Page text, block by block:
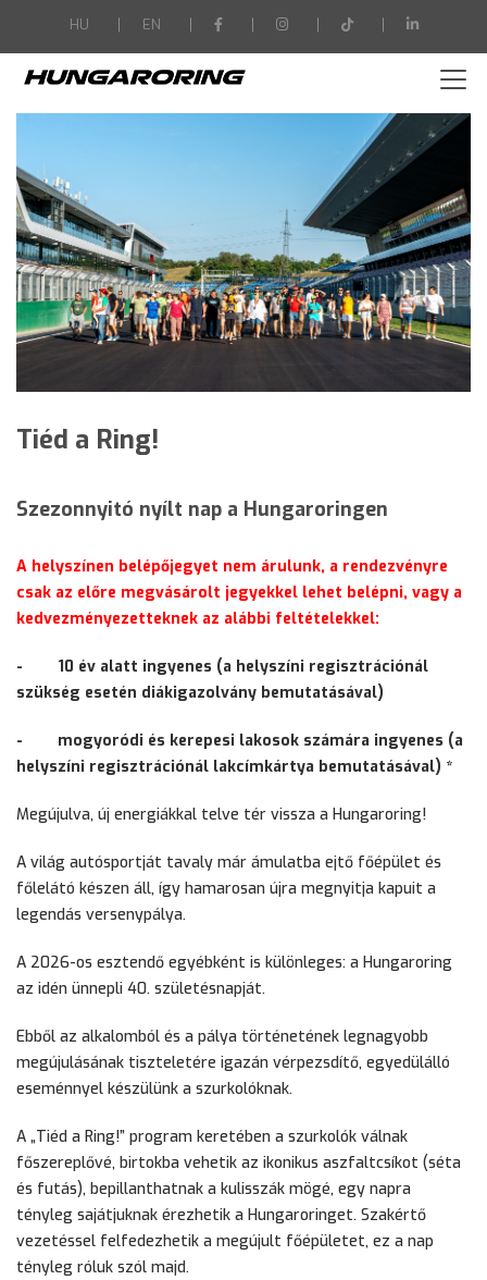
HU EN
Tiéd a Ring!
Szezonnyitó nyílt nap a Hungaroringen
A helyszínen belépőjegyet nem árulunk, a rendezvényre
csak az előre megvásárolt jegyekkel lehet belépni, vagy a
kedvezményezetteknek az alábbi feltételekkel:
-
10 év alatt ingyenes (a helyszíni regisztrációnál
szükség esetén diákigazolvány bemutatásával)
-
mogyoródi és kerepesi lakosok számára ingyenes (a
helyszíni regisztrációnál lakcímkártya bemutatásával) *
Megújulva, új energiákkal telve tér vissza a Hungaroring!
A világ autósportját tavaly már ámulatba ejtő főépület és
főlelátó készen áll, így hamarosan újra megnyitja kapuit a
legendás versenypálya.
A 2026-os esztendő egyébként is különleges: a Hungaroring
az idén ünnepli 40. születésnapját.
Ebből az alkalomból és a pálya történetének legnagyobb
megújulásának tiszteletére igazán vérpezsdítő, egyedülálló
eseménnyel készülünk a szurkolóknak.
A „Tiéd a Ring!” program keretében a szurkolók válnak
főszereplővé, birtokba vehetik az ikonikus aszfaltcsíkot (séta
és futás), bepillanthatnak a kulisszák mögé, egy napra
tényleg sajátjuknak érezhetik a Hungaroringet. Szakértő
vezetéssel felfedezhetik a megújult főépületet, ez a nap
tényleg róluk szól majd.